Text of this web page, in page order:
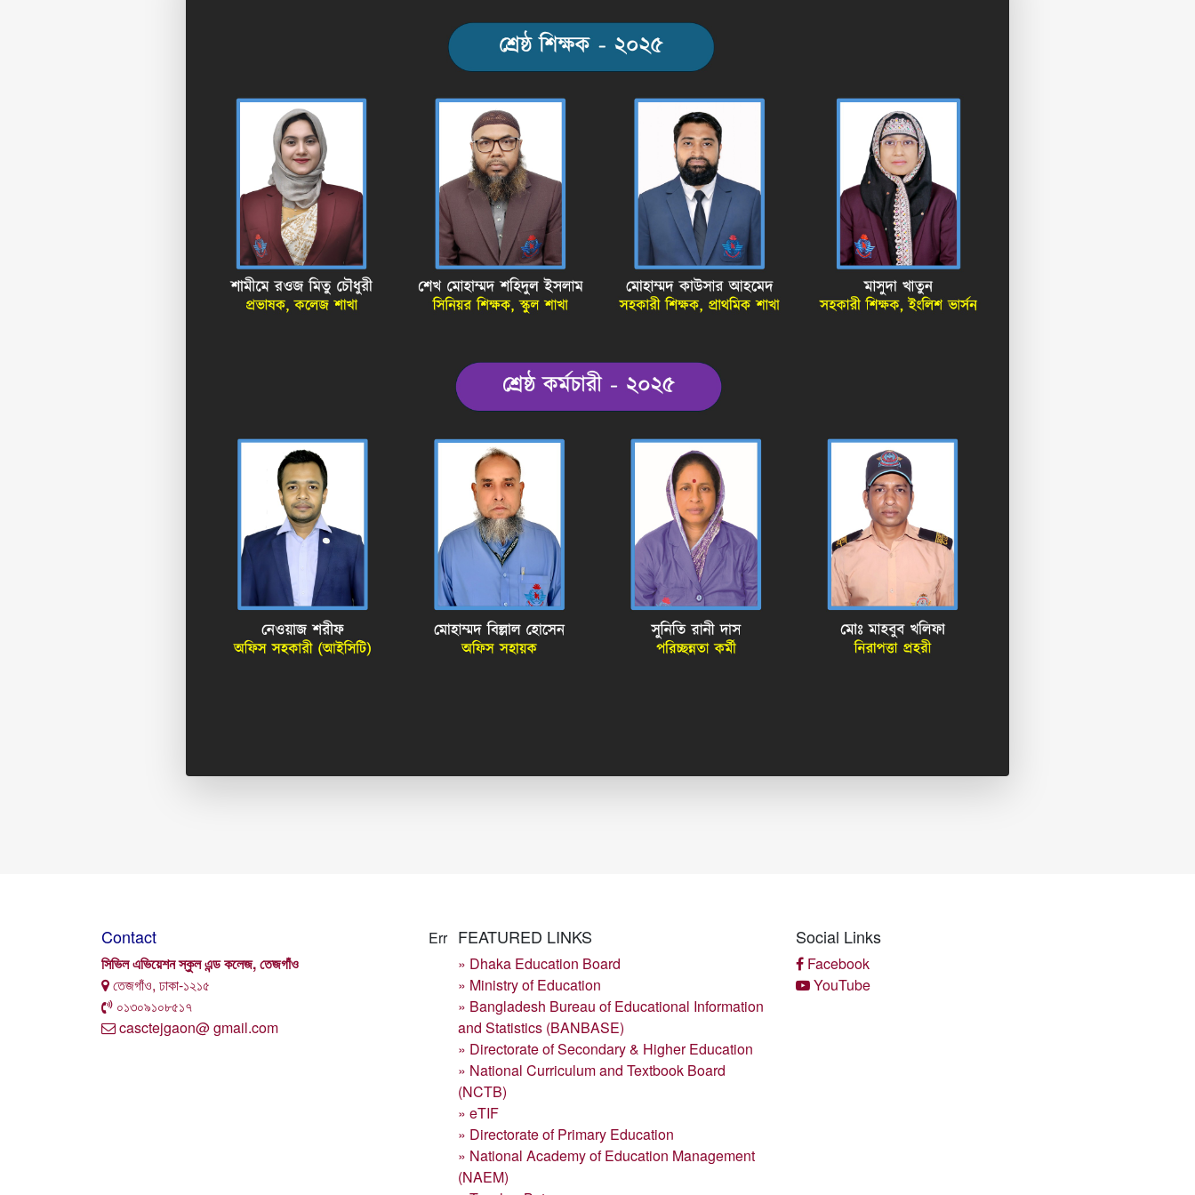
Contact
সিভিল এভিয়েশন স্কুল এন্ড কলেজ, তেজগাঁও
তেজগাঁও, ঢাকা-১২১৫
০১৩০৯১০৮৫১৭
casctejgaon@ gmail.com
Err FEATURED LINKS
» Dhaka Education Board
» Ministry of Education
» Bangladesh Bureau of Educational Information
and Statistics (BANBASE)
» Directorate of Secondary & Higher Education
» National Curriculum and Textbook Board
(NCTB)
» eTIF
» Directorate of Primary Education
» National Academy of Education Management
(NAEM)
Social Links
Facebook
YouTube